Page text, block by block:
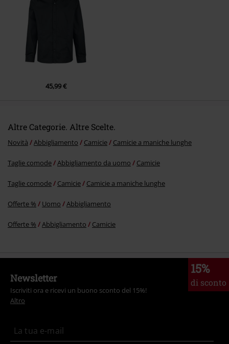
Invia un commento
45,99 €
Altre Categorie. Altre Scelte.
Novità Abbigliamento Camicie Camicie a maniche lunghe
Taglie comode Abbigliamento da uomo Camicie
Taglie comode Camicie Camicie a maniche lunghe
Offerte % Uomo Abbigliamento
Offerte % Abbigliamento Camicie
15%
di sconto
Newsletter
Iscriviti ora e ricevi un buono sconto del 15%!
Altro